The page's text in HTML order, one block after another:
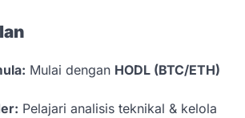
Mulai dengan HODL (BTC/ETH)
Pelajari analisis teknikal & kelola